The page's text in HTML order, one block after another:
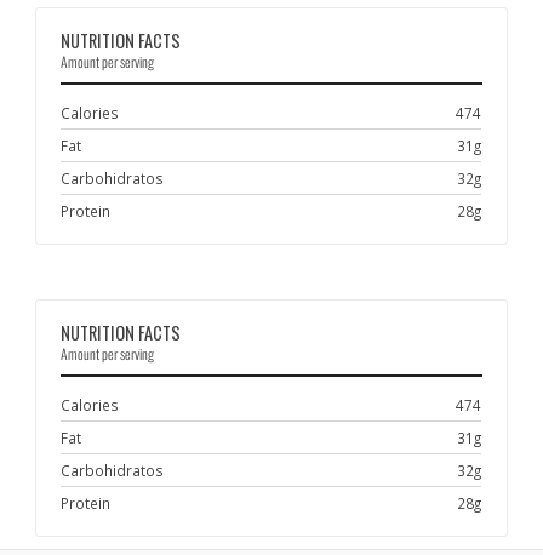
NUTRITION FACTS
Amount per serving
Calories
474
Fat
31g
Carbohidratos
32g
Protein
28g
NUTRITION FACTS
Amount per serving
Calories
474
Fat
31g
Carbohidratos
32g
Protein
28g